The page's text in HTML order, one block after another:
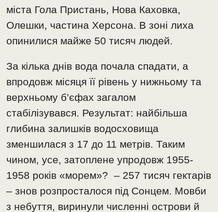
міста Гола Пристань, Нова Каховка,
Олешки, частина Херсона. В зоні лиха
опинилися майже 50 тисяч людей.
За кілька днів вода почала спадати, а
впродовж місяця її рівень у нижньому та
верхньому б’єфах загалом
стабілізувався. Результат: найбільша
глибина залишків водосховища
зменшилася з 17 до 11 метрів. Таким
чином, усе, затоплене упродовж 1955-
1958 років «морем»? – 257 тисяч гектарів
– знов розпросталося під Сонцем. Мовби
з небуття, виринули численні острови й